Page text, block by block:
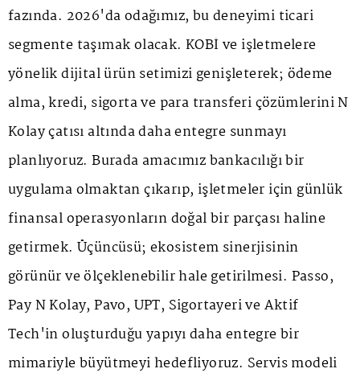
fazında. 2026'da odağımız, bu deneyimi ticari
segmente taşımak olacak. KOBİ ve işletmelere
yönelik dijital ürün setimizi genişleterek; ödeme
alma, kredi, sigorta ve para transferi çözümlerini N
Kolay çatısı altında daha entegre sunmayı
planlıyoruz. Burada amacımız bankacılığı bir
uygulama olmaktan çıkarıp, işletmeler için günlük
finansal operasyonların doğal bir parçası haline
getirmek. Üçüncüsü; ekosistem sinerjisinin
görünür ve ölçeklenebilir hale getirilmesi. Passo,
Pay N Kolay, Pavo, UPT, Sigortayeri ve Aktif
Tech'in oluşturduğu yapıyı daha entegre bir
mimariyle büyütmeyi hedefliyoruz. Servis modeli